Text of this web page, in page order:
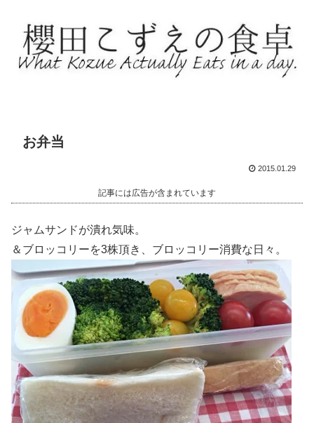
お弁当
2015.01.29
記事には広告が含まれています
ジャムサンドが潰れ気味。
＆ブロッコリーを3株頂き、ブロッコリー消費な日々。